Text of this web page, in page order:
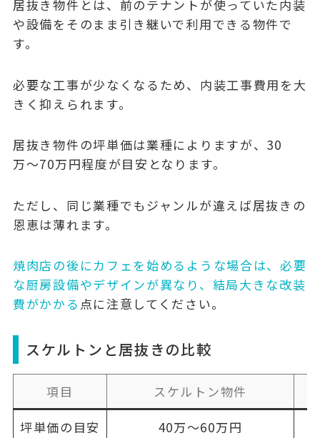
居抜き物件とは、前のテナントが使っていた内装
や設備をそのまま引き継いで利用できる物件で
す。
必要な工事が少なくなるため、内装工事費用を大
きく抑えられます。
居抜き物件の坪単価は業種によりますが、30
万〜70万円程度が目安となります。
ただし、同じ業種でもジャンルが違えば居抜きの
恩恵は薄れます。
焼肉店の後にカフェを始めるような場合は、必要
な厨房設備やデザインが異なり、結局大きな改装
費がかかる 点に注意してください。
スケルトンと居抜きの比較
項目
スケルトン物件
坪単価の目安
40万〜60万円